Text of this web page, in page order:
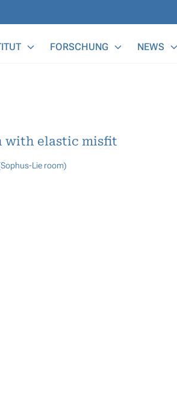
FORSCHUNG NEWS
with elastic misfit
Lie room)